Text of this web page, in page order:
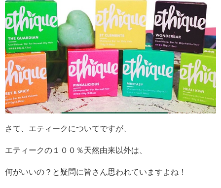
さて、エティークについてですが、
エティークの１００％天然由来以外は、
何がいいの？と疑問に皆さん思われていますよね！